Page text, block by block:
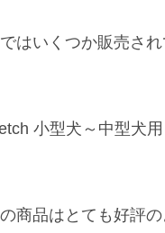
はいくつか販売さ
小型犬～中型犬
商品はとても好評